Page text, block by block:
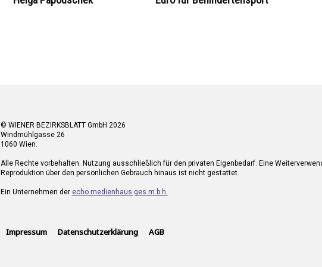
© WIENER BEZIRKSBLATT GmbH 2026
Windmühlgasse 26
1060 Wien.
Alle Rechte vorbehalten. Nutzung ausschließlich für den privaten Eigenbedarf. Eine
Reproduktion über den persönlichen Gebrauch hinaus ist nicht gestattet.
Ein Unternehmen der echo medienhaus ges.m.b.h.
Impressum Datenschutzerklärung AGB